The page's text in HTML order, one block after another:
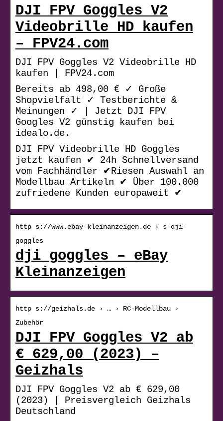
DJI FPV Goggles V2
Videobrille HD kaufen
– FPV24.com
DJI FPV Goggles V2 Videobrille HD
kaufen | FPV24.com
Bereits ab 498,00 € ✓ Große
Shopvielfalt ✓ Testberichte &
Meinungen ✓ | Jetzt DJI FPV
Googles V2 günstig kaufen bei
idealo.de.
DJI FPV Videobrille HD Goggles
jetzt kaufen ✔ 24h Schnellversand
vom Fachhändler ✔Riesen Auswahl an
Modellbau Artikeln ✔ Über 100.000
zufriedene Kunden europaweit ✔
http s://www.ebay-kleinanzeigen.de › s-dji-
goggles
dji goggles – eBay
Kleinanzeigen
http s://geizhals.de › … › RC-Modellbau ›
Zubehör
DJI FPV Goggles V2 ab
€ 629,00 (2023) –
Geizhals
DJI FPV Goggles V2 ab € 629,00
(2023) | Preisvergleich Geizhals
Deutschland